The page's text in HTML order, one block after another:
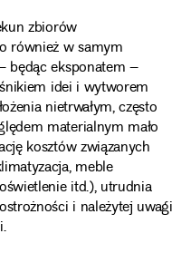
zbiorów
również w samym
będąc eksponatem –
idei i wytworem
nietrwałym, często
materialnym mało
kosztów związanych
meble
itd.), utrudnia
i należytej uwagi